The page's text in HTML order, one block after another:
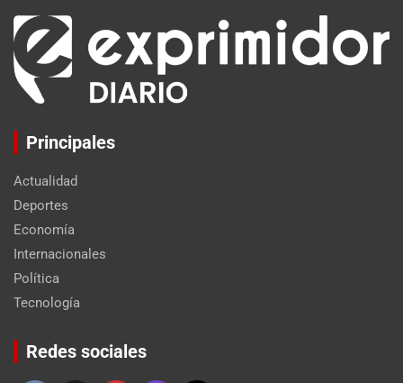
Principales
Actualidad
Deportes
Economía
Internacionales
Política
Tecnología
Redes sociales